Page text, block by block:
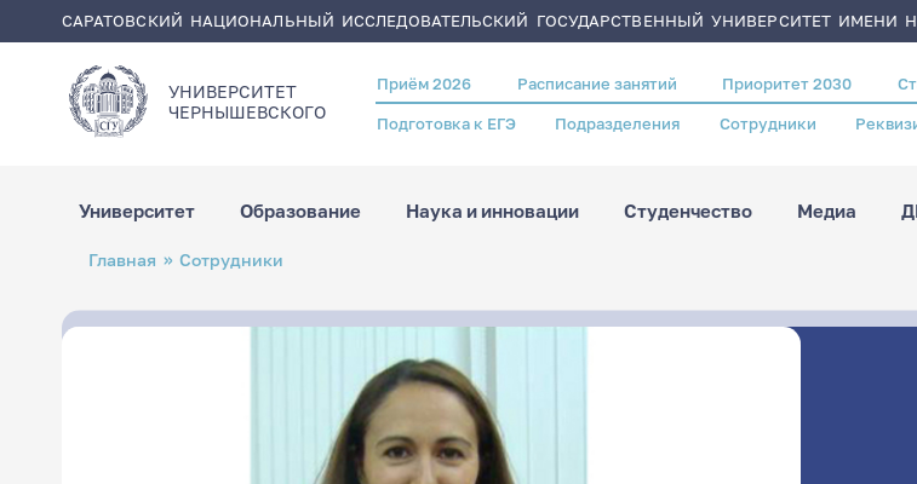
САРАТОВСКИЙ НАЦИОНАЛЬНЫЙ ИССЛЕДОВАТЕЛЬСКИЙ ГОСУДАРСТВЕННЫЙ УНИВЕРСИТЕТ ИМЕНИ
УНИВЕРСИТЕТ
ЧЕРНЫШЕВСКОГO
Header
menu
Приём 2026 Расписание занятий Приоритет 2030
Подготовка к ЕГЭ Подразделения Сотрудники
Университет Образование Наука и инновации Студенчество Медиа
Строка
навигации
Главная Сотрудники